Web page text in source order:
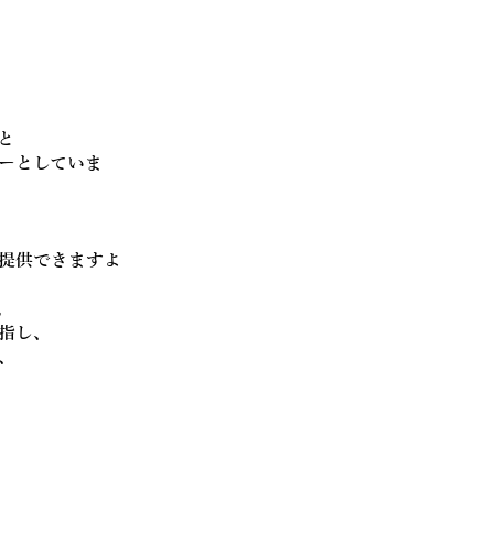
としていま
供できますよ
し、